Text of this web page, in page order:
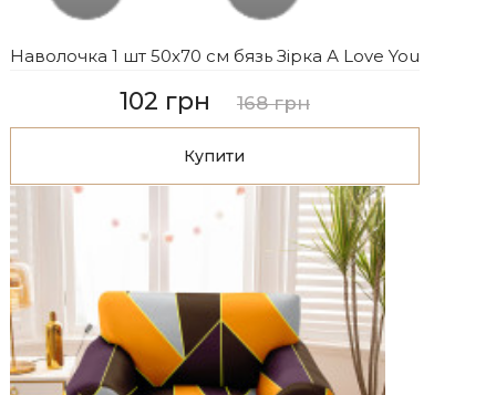
Наволочка 1 шт 50x70 см бязь Зірка А Love You
102 грн 168 грн
Купити